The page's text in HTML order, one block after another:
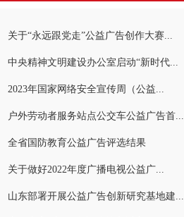
关于“永远跟党走”公益广告创作大赛...
中央精神文明建设办公室启动“新时代...
2023年国家网络安全宣传周（公益...
户外劳动者服务站点公交车公益广告首...
全省国防教育公益广告评选结果
关于做好2022年度广播电视公益广...
山东部署开展公益广告创新研究基地建...